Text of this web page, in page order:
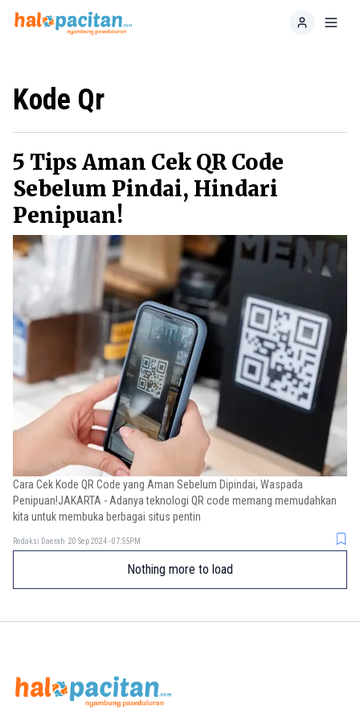
Home
Kode Qr
5 Tips Aman Cek QR Code
Sebelum Pindai, Hindari
Penipuan!
Cara Cek Kode QR Code yang Aman Sebelum Dipindai, Waspada
Penipuan!JAKARTA - Adanya teknologi QR code memang memudahkan
kita untuk membuka berbagai situs pentin
Redaksi Daerah 20 Sep 2024 - 07:55PM
Nothing more to load